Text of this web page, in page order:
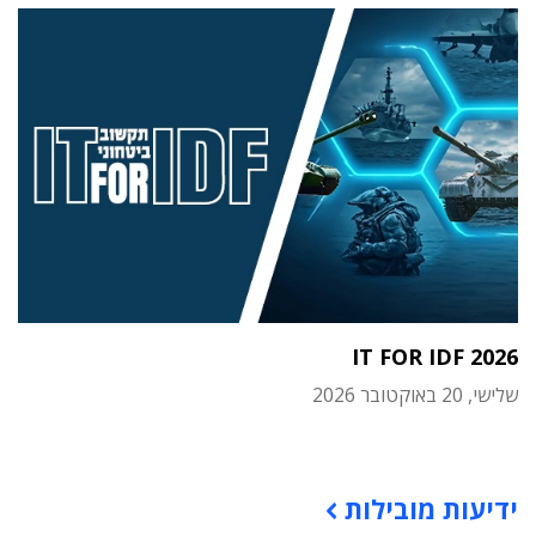
IT FOR IDF 2026
שלישי, 20 באוקטובר 2026
ידיעות מובילות